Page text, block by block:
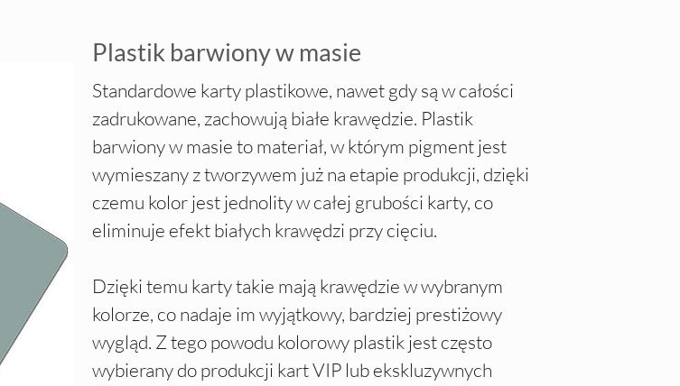
Plastik barwiony w masie
Standardowe karty plastikowe, nawet gdy są w całości
zadrukowane, zachowują białe krawędzie. Plastik
barwiony w masie to materiał, w którym pigment jest
wymieszany z tworzywem już na etapie produkcji, dzięki
czemu kolor jest jednolity w całej grubości karty, co
eliminuje efekt białych krawędzi przy cięciu.
Dzięki temu karty takie mają krawędzie w wybranym
kolorze, co nadaje im wyjątkowy, bardziej prestiżowy
wygląd. Z tego powodu kolorowy plastik jest często
wybierany do produkcji kart VIP lub ekskluzywnych